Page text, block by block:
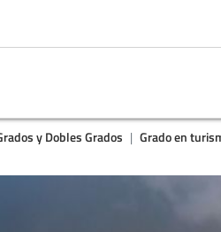
y Dobles Grados Grado en